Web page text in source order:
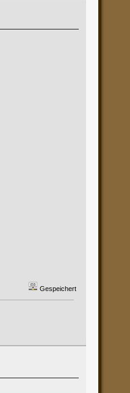
Gespeichert